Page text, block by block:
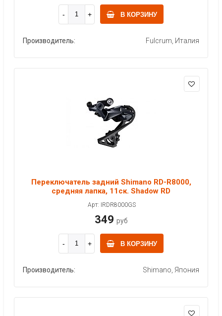
В КОРЗИНУ
Производитель: Fulcrum, Италия
Переключатель задний Shimano RD-R8000,
средняя лапка, 11ск. Shadow RD
Арт: IRDR8000GS
349 руб
В КОРЗИНУ
Производитель: Shimano, Япония